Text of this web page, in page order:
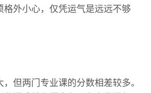
格外小心，仅凭运气是远远不够
但两门专业课的分数相差较多。